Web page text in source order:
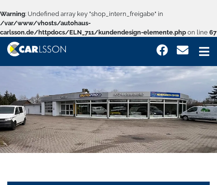
Warning: Undefined array key "shop_intern_freigabe" in
/var/www/vhosts/autohaus-
carlsson.de/httpdocs/ELN_711/kundendesign-elemente.php on line 67